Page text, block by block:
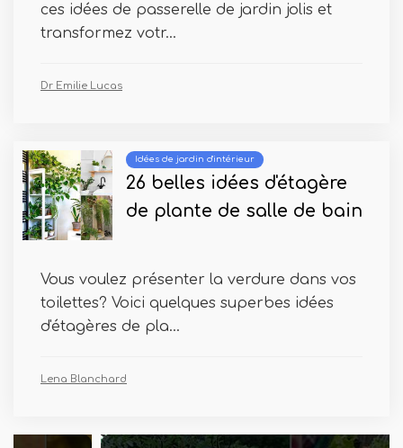
ces idées de passerelle de jardin jolis et
transformez votr...
Dr Emilie Lucas
Idées de jardin d'intérieur
26 belles idées d'étagère
de plante de salle de bain
Vous voulez présenter la verdure dans vos
toilettes? Voici quelques superbes idées
d'étagères de pla...
Lena Blanchard